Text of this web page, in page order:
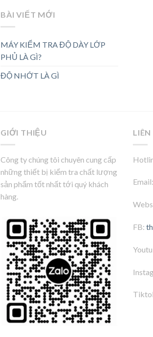
BÀI VIẾT MỚI
MÁY KIỂM TRA ĐỘ DÀY LỚP
PHỦ LÀ GÌ?
ĐỘ NHỚT LÀ GÌ
GIỚI THIỆU
Công ty chúng tôi chuyên cung cấp
những thiết bị kiểm tra chất lượng
sản phẩm tốt nhất tới quý khách
hàng.
LIÊN
FB: